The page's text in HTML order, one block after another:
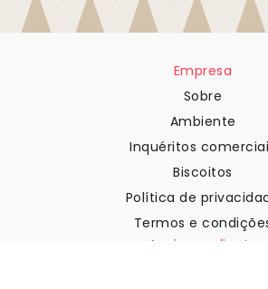
Empresa
Sobre
Ambiente
Inquéritos
Biscoitos
Política de
Termos e
Apoio ao cliente